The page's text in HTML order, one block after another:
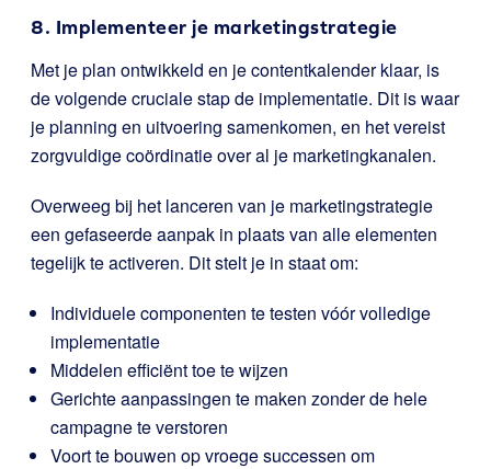
8. Implementeer je marketingstrategie
Met je plan ontwikkeld en je contentkalender klaar, is
de volgende cruciale stap de implementatie. Dit is waar
je planning en uitvoering samenkomen, en het vereist
zorgvuldige coördinatie over al je marketingkanalen.
Overweeg bij het lanceren van je marketingstrategie
een gefaseerde aanpak in plaats van alle elementen
tegelijk te activeren. Dit stelt je in staat om:
Individuele componenten te testen vóór volledige
implementatie
Middelen efficiënt toe te wijzen
Gerichte aanpassingen te maken zonder de hele
campagne te verstoren
Voort te bouwen op vroege successen om